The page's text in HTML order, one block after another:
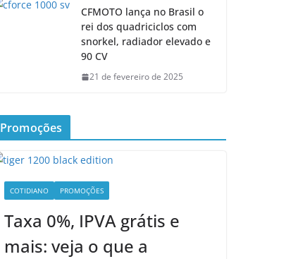
CFMOTO lança no Brasil o
rei dos quadriciclos com
snorkel, radiador elevado e
90 CV
21 de fevereiro de 2025
Promoções
COTIDIANO PROMOÇÕES
Taxa 0%, IPVA grátis e
mais: veja o que a